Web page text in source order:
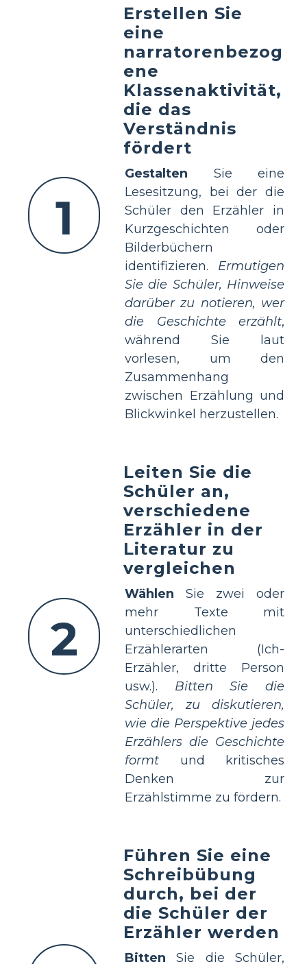
1
Erstellen Sie
eine
narratorenbezog
ene
Klassenaktivität,
die das
Verständnis
fördert
Gestalten Sie eine
Lesesitzung, bei der die
Schüler den Erzähler in
Kurzgeschichten oder
Bilderbüchern
identifizieren. Ermutigen
Sie die Schüler, Hinweise
darüber zu notieren, wer
die Geschichte erzählt,
während Sie laut
vorlesen, um den
Zusammenhang
zwischen Erzählung und
Blickwinkel herzustellen.
2
Leiten Sie die
Schüler an,
verschiedene
Erzähler in der
Literatur zu
vergleichen
Wählen Sie zwei oder
mehr Texte mit
unterschiedlichen
Erzählerarten (Ich-
Erzähler, dritte Person
usw.). Bitten Sie die
Schüler, zu diskutieren,
wie die Perspektive jedes
Erzählers die Geschichte
formt und kritisches
Denken zur
Erzählstimme zu fördern.
Führen Sie eine
Schreibübung
durch, bei der
die Schüler der
Erzähler werden
Bitten Sie die Schüler,